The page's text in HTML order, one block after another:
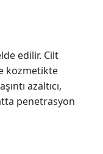
edilir. Cilt
kozmetikte
azaltıcı,
penetrasyon